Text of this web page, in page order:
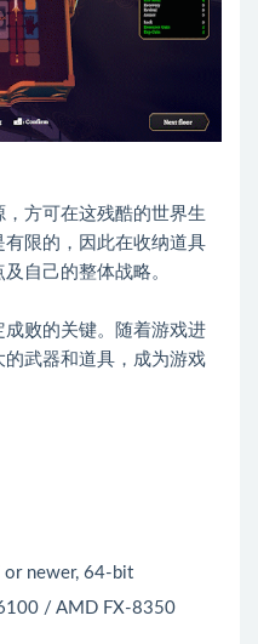
方可在这残酷的世界生
限的，因此在收纳道具
自己的整体战略。
败的关键。随着游戏进
武器和道具，成为游戏
newer, 64-bit
/ AMD FX-8350